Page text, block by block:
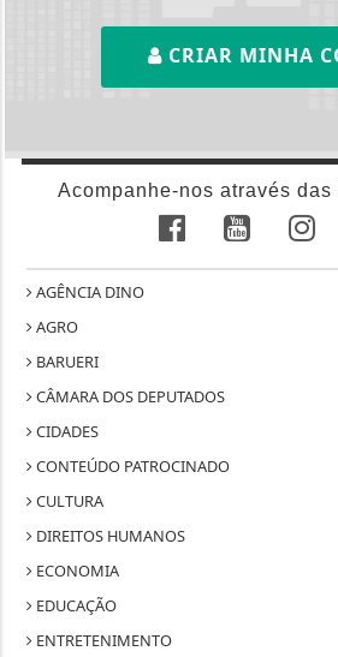
CRIAR MINHA
Acompanhe-nos através
AGÊNCIA DINO
AGRO
BARUERI
CÂMARA DOS DEPUTADOS
CIDADES
CONTEÚDO PATROCINADO
CULTURA
DIREITOS HUMANOS
ECONOMIA
EDUCAÇÃO
ENTRETENIMENTO